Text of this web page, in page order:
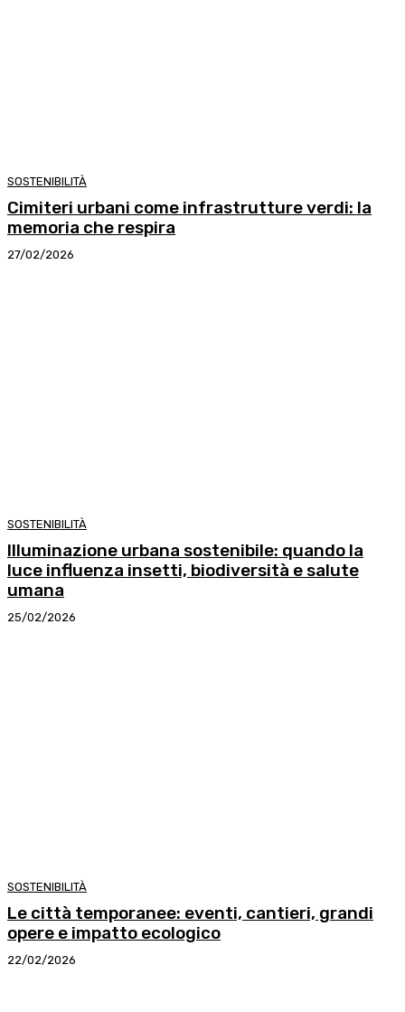
SOSTENIBILITÀ
Cimiteri urbani come infrastrutture verdi: la
memoria che respira
27/02/2026
SOSTENIBILITÀ
Illuminazione urbana sostenibile: quando la
luce influenza insetti, biodiversità e salute
umana
25/02/2026
SOSTENIBILITÀ
Le città temporanee: eventi, cantieri, grandi
opere e impatto ecologico
22/02/2026